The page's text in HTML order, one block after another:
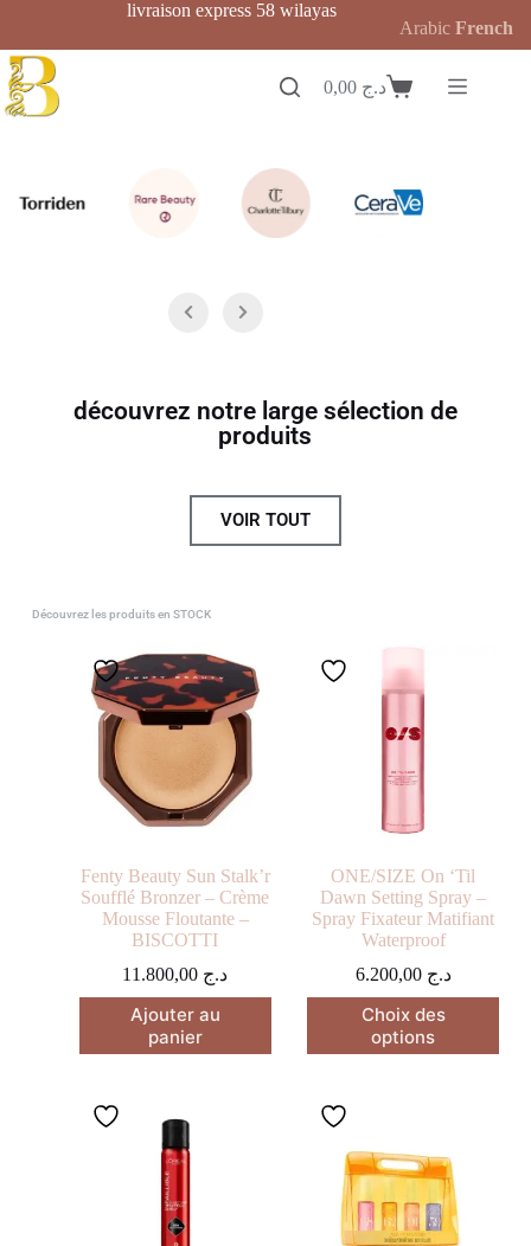
livraison express 58 wilayas
د.ج
découvrez notre large sélection de
produits
VOIR TOUT
Découvrez les produits en STOCK
Fenty Beauty Sun Stalk’r
Soufflé Bronzer – Crème
Mousse Floutante –
BISCOTTI
د.ج
Ajouter au
panier
ONE/SIZE On ‘Til
Dawn Setting Spray –
Spray Fixateur Matifiant
Waterproof
د.ج 6.200,00
Choix des
options
Arabic French